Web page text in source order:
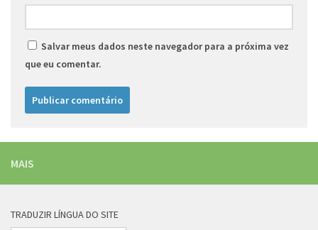
Salvar meus dados neste navegador para a próxima vez
que eu comentar.
MAIS
TRADUZIR LÍNGUA DO SITE